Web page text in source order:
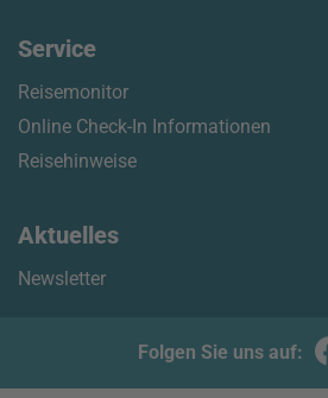
Service
Reisemonitor
Online Check-In Informationen
Reisehinweise
Aktuelles
Newsletter
Folgen Sie uns auf: